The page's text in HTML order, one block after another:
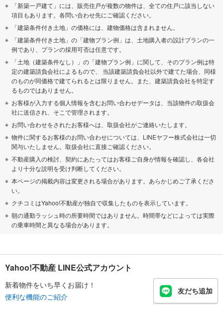
「新築一戸建て」には、販売住戸が複数の物件は、全ての住戸に該当しない
項目もあります。各問い合わせ先にご確認ください。
「建築条件付き土地」の価格には、建物価格は含まれません。
「建築条件付き土地」の「建物プラン例」は、土地購入者の設計プランの一
例であり、プランの採用可否は任意です。
「土地（建築条件なし）」の「建物プラン例」に関して、そのプラン例は特
定の建築請負会社によるもので、 当該建築請負会社以外で建てた場合、同様
のものが同価格で建てられるとは限りません。また、建築請負会社を特定す
るものではありません。
お客様が入力する個人情報を含むお問い合わせデータは、当該物件の取扱会
社に送信され、そこで管理されます。
お問い合わせをされたお客様へは、取扱会社がご連絡いたします。
物件に関するお客様のお問い合わせについては、LINEヤフー株式会社は一切
関与いたしません。取扱会社に直接ご確認ください。
不動産購入の検討、契約にあたってはお客様ご自身が情報を確認し、各会社
より十分な説明を受け判断してください。
本ページの掲載内容は変更される場合があります。あらかじめご了承くださ
い。
クチコミはYahoo!不動産が独自で収集したものを表示しています。
朝の通勤ラッシュ時の所要時間ではありません。時間帯などによっては実際
の乗車時間と異なる場合があります。
Yahoo!不動産 LINE公式アカウント
新着物件をいち早くお届け！
便利な機能のご紹介
友だち追加